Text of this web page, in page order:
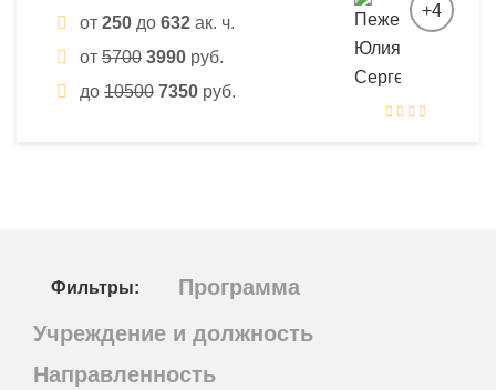
от 250 до 632 ак. ч.
от 5700 3990 руб.
до 10500 7350 руб.
+4
Фильтры:
Программа
Учреждение и должность
Направленность